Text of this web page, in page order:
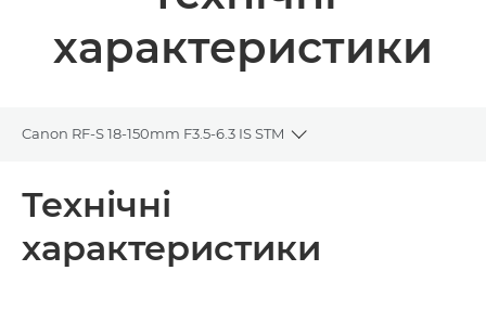
характеристики
Canon RF-S 18-150mm F3.5-6.3 IS STM
Toggle breadcrumbs
Технічні характеристики
Технічні
характеристики